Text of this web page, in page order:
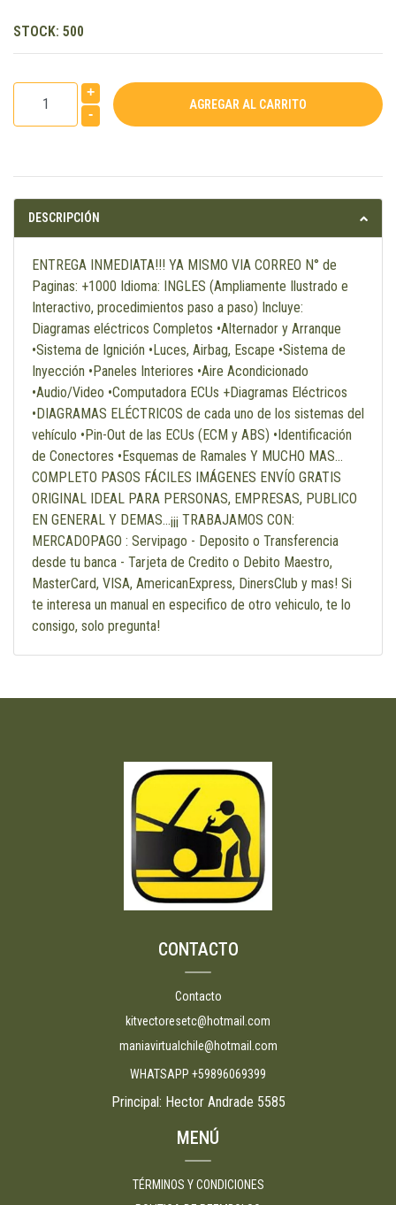
STOCK: 500
+
-
DESCRIPCIÓN
ENTREGA INMEDIATA!!! YA MISMO VIA CORREO N° de
Paginas: +1000 Idioma: INGLES (Ampliamente Ilustrado e
Interactivo, procedimientos paso a paso) Incluye:
Diagramas eléctricos Completos •Alternador y Arranque
•Sistema de Ignición •Luces, Airbag, Escape •Sistema de
Inyección •Paneles Interiores •Aire Acondicionado
•Audio/Video •Computadora ECUs +Diagramas Eléctricos
•DIAGRAMAS ELÉCTRICOS de cada uno de los sistemas del
vehículo •Pin-Out de las ECUs (ECM y ABS) •Identificación
de Conectores •Esquemas de Ramales Y MUCHO MAS...
COMPLETO PASOS FÁCILES IMÁGENES ENVÍO GRATIS
ORIGINAL IDEAL PARA PERSONAS, EMPRESAS, PUBLICO
EN GENERAL Y DEMAS...¡¡¡ TRABAJAMOS CON:
MERCADOPAGO : Servipago - Deposito o Transferencia
desde tu banca - Tarjeta de Credito o Debito Maestro,
MasterCard, VISA, AmericanExpress, DinersClub y mas! Si
te interesa un manual en especifico de otro vehiculo, te lo
consigo, solo pregunta!
CONTACTO
Contacto
kitvectoresetc@hotmail.com
maniavirtualchile@hotmail.com
WHATSAPP +59896069399
Principal: Hector Andrade 5585
MENÚ
TÉRMINOS Y CONDICIONES